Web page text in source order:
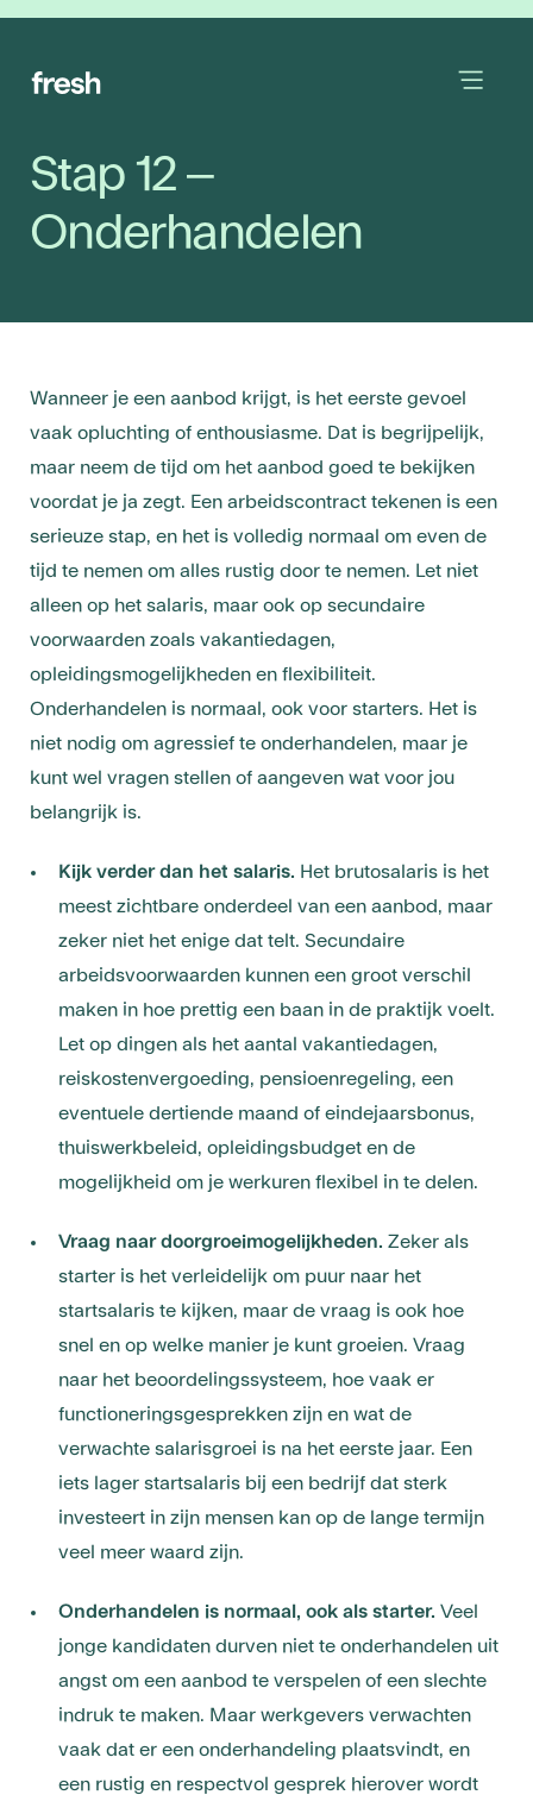
Stap 12 –
Onderhandelen
Wanneer je een aanbod krijgt, is het eerste gevoel
vaak opluchting of enthousiasme. Dat is begrijpelijk,
maar neem de tijd om het aanbod goed te bekijken
voordat je ja zegt. Een arbeidscontract tekenen is een
serieuze stap, en het is volledig normaal om even de
tijd te nemen om alles rustig door te nemen. Let niet
alleen op het salaris, maar ook op secundaire
voorwaarden zoals vakantiedagen,
opleidingsmogelijkheden en flexibiliteit.
Onderhandelen is normaal, ook voor starters. Het is
niet nodig om agressief te onderhandelen, maar je
kunt wel vragen stellen of aangeven wat voor jou
belangrijk is.
Kijk verder dan het salaris. Het brutosalaris is het
meest zichtbare onderdeel van een aanbod, maar
zeker niet het enige dat telt. Secundaire
arbeidsvoorwaarden kunnen een groot verschil
maken in hoe prettig een baan in de praktijk voelt.
Let op dingen als het aantal vakantiedagen,
reiskostenvergoeding, pensioenregeling, een
eventuele dertiende maand of eindejaarsbonus,
thuiswerkbeleid, opleidingsbudget en de
mogelijkheid om je werkuren flexibel in te delen.
Vraag naar doorgroeimogelijkheden. Zeker als
starter is het verleidelijk om puur naar het
startsalaris te kijken, maar de vraag is ook hoe
snel en op welke manier je kunt groeien. Vraag
naar het beoordelingssysteem, hoe vaak er
functioneringsgesprekken zijn en wat de
verwachte salarisgroei is na het eerste jaar. Een
iets lager startsalaris bij een bedrijf dat sterk
investeert in zijn mensen kan op de lange termijn
veel meer waard zijn.
Onderhandelen is normaal, ook als starter. Veel
jonge kandidaten durven niet te onderhandelen uit
angst om een aanbod te verspelen of een slechte
indruk te maken. Maar werkgevers verwachten
vaak dat er een onderhandeling plaatsvindt, en
een rustig en respectvol gesprek hierover wordt